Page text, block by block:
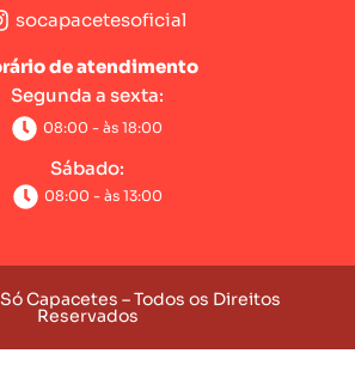
socapacetesoficial
de atendimento
Segunda a sexta:
08:00 - às 18:00
Sábado:
08:00 - às 13:00
Capacetes – Todos os Direitos
Reservados